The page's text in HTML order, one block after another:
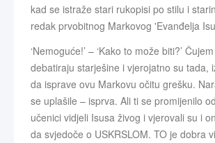
kad se istraže stari rukopisi po stilu i
redak prvobitnog Markovog 'Evanđelja
‘Nemoguće!’ – ‘Kako to može biti?’
debatiraju starješine i vjerojatno su tada,
da isprave ovu Markovu očitu grešku.
se uplašile – isprva. Ali ti se promijenilo
učenici vidjeli Isusa živog i vjerovali su i
da svjedoče o USKRSLOM. TO je dobra